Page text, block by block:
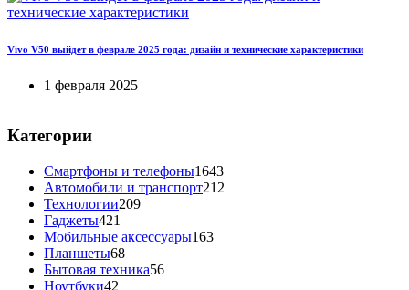
Vivo V50 выйдет в феврале 2025 года: дизайн и технические характеристики
1 февраля 2025
Категории
Смартфоны и телефоны1643
Автомобили и транспорт212
Технологии209
Гаджеты421
Мобильные аксессуары163
Планшеты68
Бытовая техника56
Ноутбуки42